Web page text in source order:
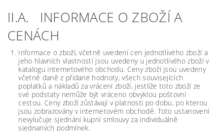
II.A. INFORMACE O ZBOŽÍ A
CENÁCH
Informace o zboží, včetně uvedení cen jednotlivého zboží a
jeho hlavních vlastností jsou uvedeny u jednotlivého zboží v
katalogu internetového obchodu. Ceny zboží jsou uvedeny
včetně daně z přidané hodnoty, všech souvisejících
poplatků a nákladů za vrácení zboží, jestliže toto zboží ze
své podstaty nemůže být vráceno obvyklou poštovní
cestou. Ceny zboží zůstávají v platnosti po dobu, po kterou
jsou zobrazovány v internetovém obchodě. Toto ustanovení
nevylučuje sjednání kupní smlouvy za individuálně
sjednaných podmínek.